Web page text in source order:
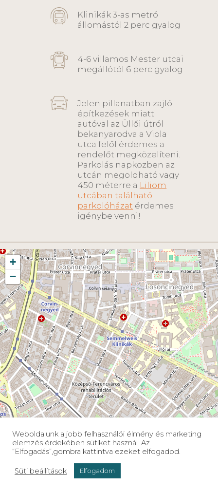
Klinikák 3-as metró
állomástól 2 perc gyalog
4-6 villamos Mester utcai
megállótól 6 perc gyalog
Jelen pillanatban zajló
építkezések miatt
autóval az Üllői útról
bekanyarodva a Viola
utca felől érdemes a
rendelőt megközelíteni.
Parkolás napközben az
utcán megoldható vagy
450 méterre a Liliom
utcában található
parkolóházat érdemes
igénybe venni!
+
−
Leaflet | ©OpenStreetMap contributors
06 30/ 5637 537
Weboldalunk a jobb felhasználói élmény és marketing
elemzés érdekében sütiket használ. Az
“Elfogadás”,gombra kattintva ezeket elfogadod.
Süti beállítások Elfogadom